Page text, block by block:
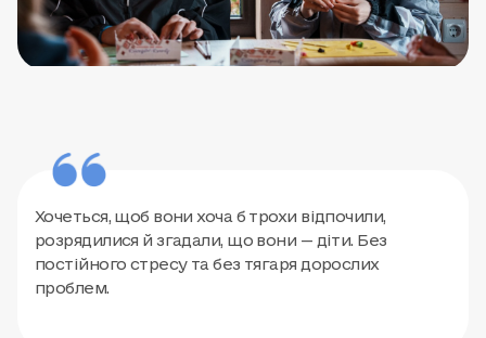
Хочеться, щоб вони хоча б трохи відпочили,
розрядилися й згадали, що вони — діти. Без
постійного стресу та без тягаря дорослих
проблем.